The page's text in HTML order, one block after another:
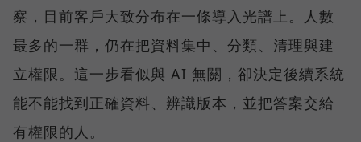
察，目前客戶大致分布在一條導入光譜上。人數
最多的一群，仍在把資料集中、分類、清理與建
立權限。這一步看似與 AI 無關，卻決定後續系統
能不能找到正確資料、辨識版本，並把答案交給
有權限的人。